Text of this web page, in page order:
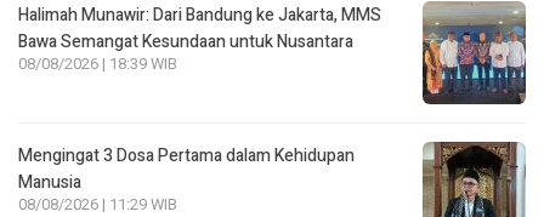
Halimah Munawir: Dari Bandung ke Jakarta, MMS
Bawa Semangat Kesundaan untuk Nusantara
08/08/2026 | 18:39 WIB
Mengingat 3 Dosa Pertama dalam Kehidupan
Manusia
08/08/2026 | 11:29 WIB